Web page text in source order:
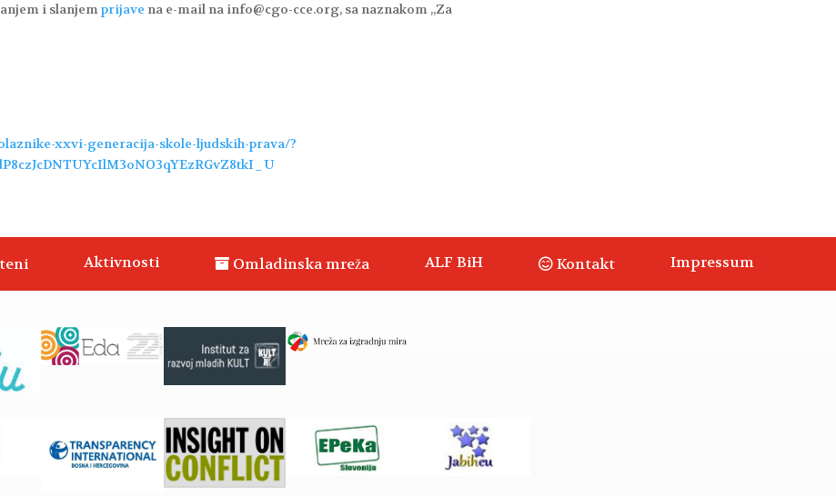
i slanjemprijave na e-mail na info@cgo-cce.org, sa naznakom „Za
xxvi-generacija-skole-ljudskih-prava/?
Aktivnosti Omladinska mreža ALF BiH Kontakt Impressum